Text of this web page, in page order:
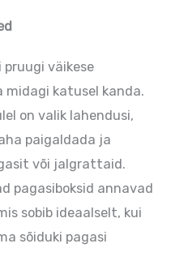
väikese
katusel kanda.
on valik lahendusi,
paigaldada ja
või jalgrattaid.
pagasiboksid annavad
sobib ideaalselt, kui
sõiduki pagasi